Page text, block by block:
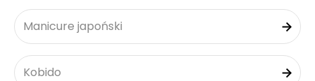
Manicure japoński
Kobido